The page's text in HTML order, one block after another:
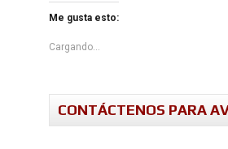
Me gusta esto:
Cargando...
CONTÁCTENOS PARA